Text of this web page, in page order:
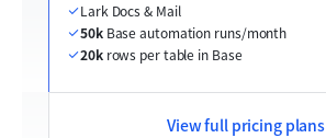
Lark Docs & Mail
50k Base automation runs/month
20k rows per table in Base
View full pricing plans